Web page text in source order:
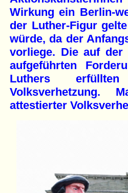
Wirkung ein Berlin-
der Luther-Figur
würde, da der
vorliege. Die auf der
aufgeführten
Luthers
Volksverhetzung.
attestierter